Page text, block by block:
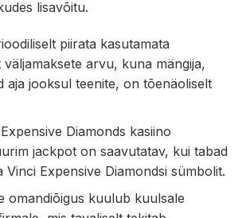
lisavõitu.
piirata kasutamata
väljamaksete arvu, kuna mängija,
aja jooksul teenite, on tõenäoliselt
Diamonds kasiino
jackpot on saavutatav, kui tabad
Vinci Expensive Diamondsi sümbolit.
omandiõigus kuulub kuulsale